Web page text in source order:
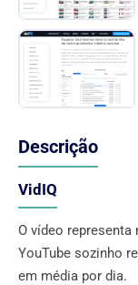
Descrição
VidIQ
O vídeo representa
YouTube sozinho
em média por dia.